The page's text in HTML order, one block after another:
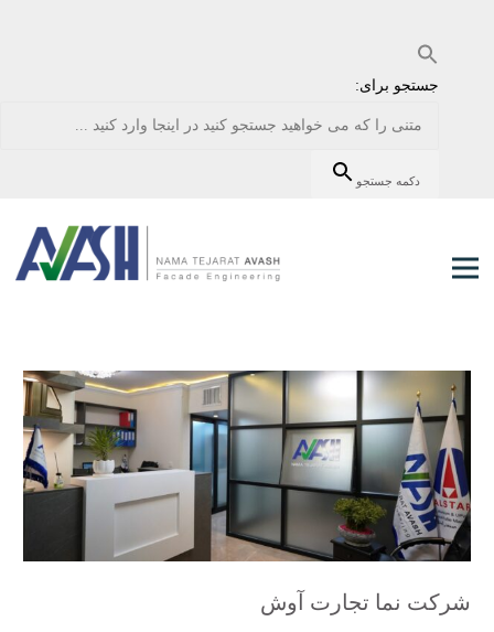
جستجو برای:
دکمه جستجو
شرکت نما تجارت آوش